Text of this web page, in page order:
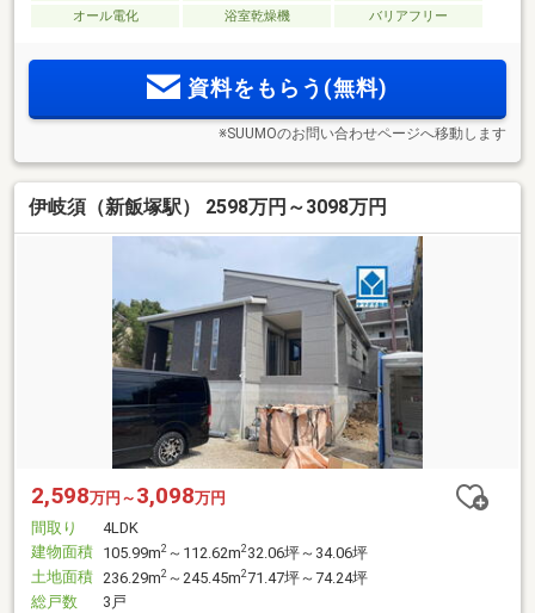
オール電化
浴室乾燥機 バリアフリー
資料をもらう(無料)
※SUUMOのお問い合わせページへ移動します
伊岐須（新飯塚駅） 2598万円～3098万円
2,598万円～ 3,098万円
間取り
4LDK
建物面積 105.99m2 ～112.62m232.06坪～34.06坪
土地面積 236.29m2 ～245.45m271.47坪～74.24坪
総戸数
3戸